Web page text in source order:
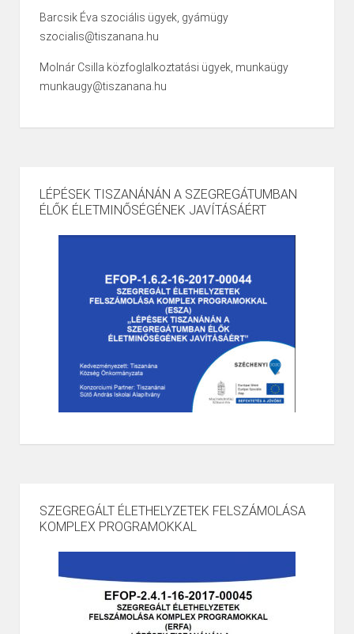
Barcsik Éva szociális ügyek, gyámügy
szocialis@tiszanana.hu
Molnár Csilla közfoglalkoztatási ügyek, munkaügy
munkaugy@tiszanana.hu
LÉPÉSEK TISZANÁNÁN A SZEGREGÁTUMBAN
ÉLŐK ÉLETMINŐSÉGÉNEK JAVÍTÁSÁÉRT
SZEGREGÁLT ÉLETHELYZETEK FELSZÁMOLÁSA
KOMPLEX PROGRAMOKKAL